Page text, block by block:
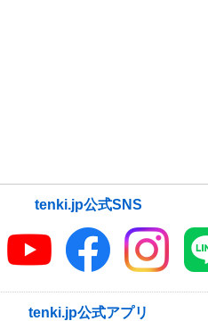
tenki.jp公式SNS
tenki.jp公式アプリ